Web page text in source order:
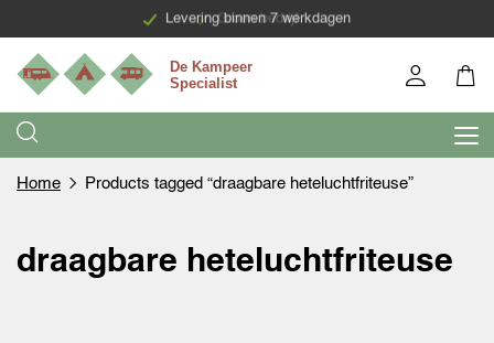
Groen bedrijf
Levering binnen 7 werkdagen
Home Products tagged “draagbare heteluchtfriteuse”
draagbare heteluchtfriteuse